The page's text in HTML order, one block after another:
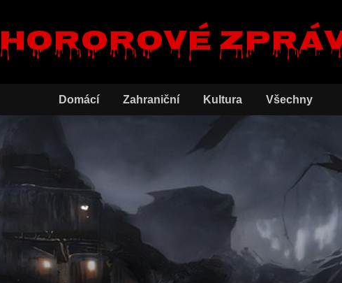
Hororové
Domácí Zahraniční Kultura Všechny